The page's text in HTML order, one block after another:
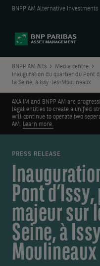
BNPP AM Alternative Investments
BNPP AM Alts
Media centre
Inauguration du quartier du Pont
la Seine, à Issy-les-Moulineaux
AXA IM and BNPP AM are
legal entities to create a unified
will continue to operate two
AM. Learn more.
PRESS RELEASE
Pont
majeur sur
Seine, à
Moulineaux